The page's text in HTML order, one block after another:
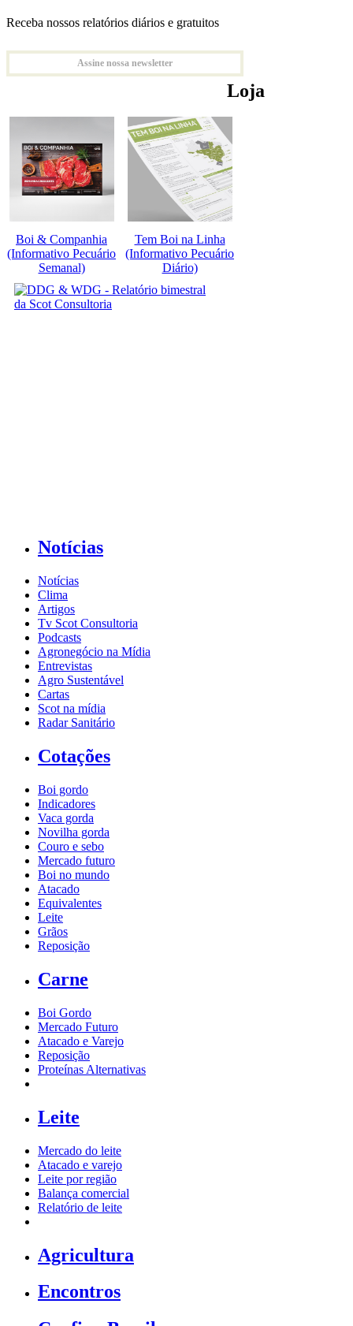
Receba nossos relatórios diários e gratuitos
Assine nossa newsletter
Loja
Boi & Companhia
(Informativo Pecuário
Semanal)
Tem Boi na Linha
(Informativo Pecuário
Diário)
Notícias
Notícias
Clima
Artigos
Tv Scot Consultoria
Podcasts
Agronegócio na Mídia
Entrevistas
Agro Sustentável
Cartas
Scot na mídia
Radar Sanitário
Cotações
Boi gordo
Indicadores
Vaca gorda
Novilha gorda
Couro e sebo
Mercado futuro
Boi no mundo
Atacado
Equivalentes
Leite
Grãos
Reposição
Carne
Boi Gordo
Mercado Futuro
Atacado e Varejo
Reposição
Proteínas Alternativas
Leite
Mercado do leite
Atacado e varejo
Leite por região
Balança comercial
Relatório de leite
Agricultura
Encontros